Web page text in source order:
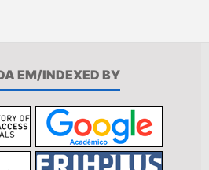
EM/INDEXED BY